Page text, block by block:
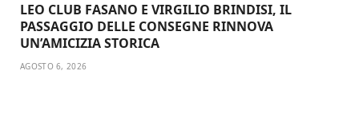
LEO CLUB FASANO E VIRGILIO BRINDISI, IL
PASSAGGIO DELLE CONSEGNE RINNOVA
UN’AMICIZIA STORICA
AGOSTO 6, 2026